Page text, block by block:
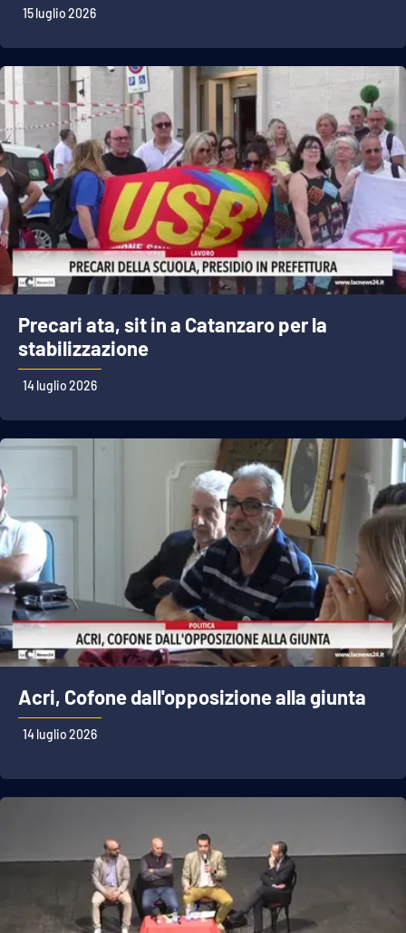
15 luglio 2026
Precari ata, sit in a Catanzaro per la
stabilizzazione
14 luglio 2026
Acri, Cofone dall'opposizione alla giunta
14 luglio 2026